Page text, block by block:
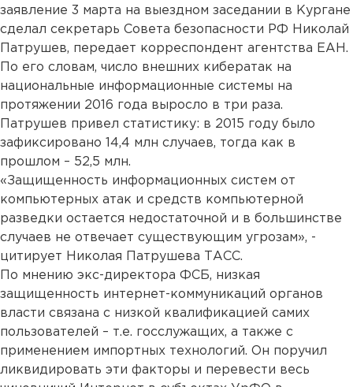
заявление 3 марта на выездном заседании в Кургане
сделал секретарь Совета безопасности РФ Николай
Патрушев, передает корреспондент агентства ЕАН.
По его словам, число внешних кибератак на
национальные информационные системы на
протяжении 2016 года выросло в три раза.
Патрушев привел статистику: в 2015 году было
зафиксировано 14,4 млн случаев, тогда как в
прошлом – 52,5 млн.
«Защищенность информационных систем от
компьютерных атак и средств компьютерной
разведки остается недостаточной и в большинстве
случаев не отвечает существующим угрозам», -
цитирует Николая Патрушева ТАСС.
По мнению экс-директора ФСБ, низкая
защищенность интернет-коммуникаций органов
власти связана с низкой квалификацией самих
пользователей – т.е. госслужащих, а также с
применением импортных технологий. Он поручил
ликвидировать эти факторы и перевести весь